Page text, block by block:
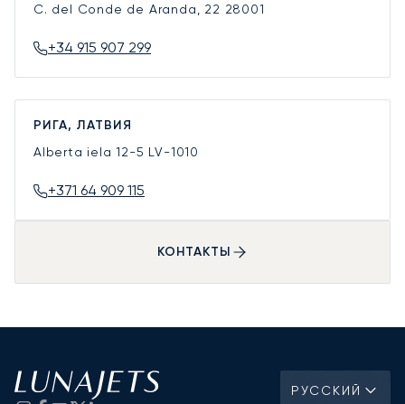
C. del Conde de Aranda, 22 28001
+34 915 907 299
РИГА, ЛАТВИЯ
Alberta iela 12-5 LV-1010
+371 64 909 115
КОНТАКТЫ
РУССКИЙ